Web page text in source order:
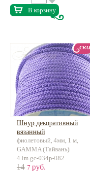
В корзину
Шнур декоративный
вязанный
фиолетовый, 4мм, 1 м,
GAMMA (Тайвань)
4.lm.gc-034p-082
14 7 руб.